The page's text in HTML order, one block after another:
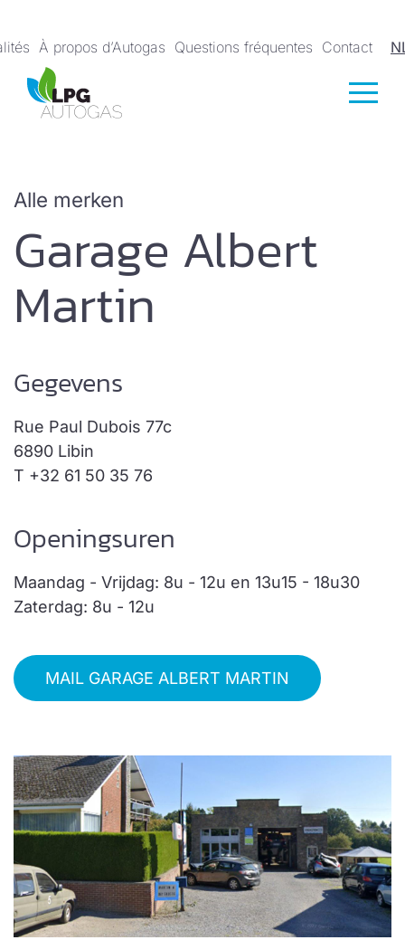
À propos d’Autogas Questions fréquentes Contact
Alle merken
Garage Albert
Martin
Gegevens
Rue Paul Dubois 77c
6890 Libin
T +32 61 50 35 76
Openingsuren
Maandag - Vrijdag: 8u - 12u en 13u15 - 18u30
Zaterdag: 8u - 12u
MAIL GARAGE ALBERT MARTIN